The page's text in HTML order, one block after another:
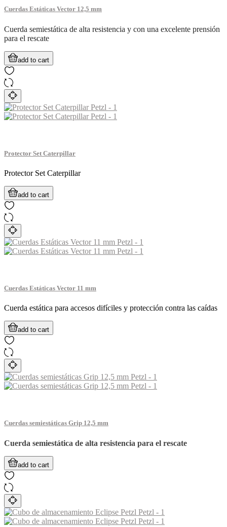
Cuerdas Estáticas Vector 12,5 mm
Cuerda semiestática de alta resistencia y con una excelente prensión
para el rescate
add to cart
Protector Set Caterpillar
Protector Set Caterpillar
add to cart
Cuerdas Estáticas Vector 11 mm
Cuerda estática para accesos difíciles y protección contra las caídas
add to cart
Cuerdas semiestáticas Grip 12,5 mm
Cuerda semiestática de alta resistencia para el rescate
add to cart